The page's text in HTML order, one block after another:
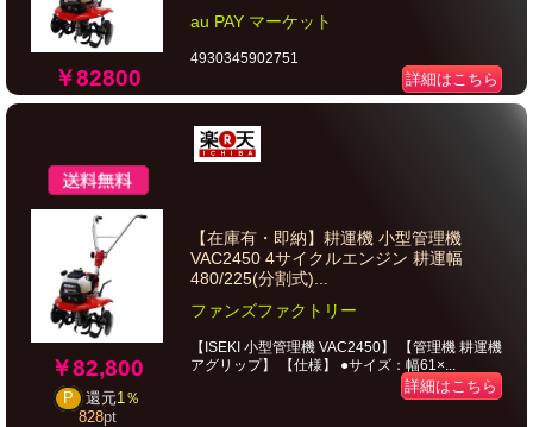
￥82800
au PAY マーケット
4930345902751
詳細はこちら
￥82,800
P 還元1％
828pt
【在庫有・即納】耕運機 小型管理機
VAC2450 4サイクルエンジン 耕運幅
480/225(分割式)...
ファンズファクトリー
【ISEKI 小型管理機 VAC2450】 【管理機 耕運機
アグリップ】 【仕様】 ●サイズ：幅61×...
詳細はこちら